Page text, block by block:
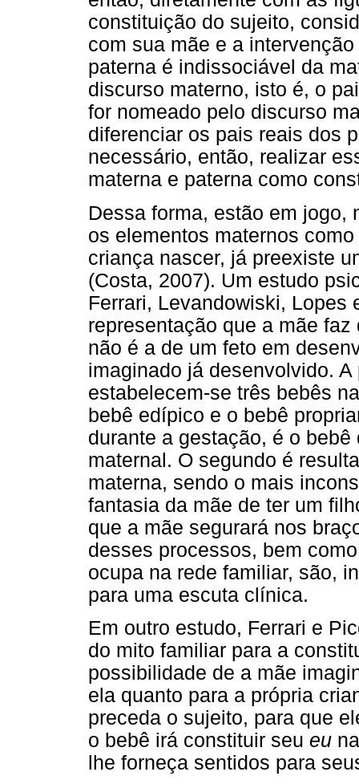
constituição do sujeito,
com sua mãe e a
paterna é indissociável da
discurso materno, isto é, o
for nomeado pelo discurso
diferenciar os pais reais dos
necessário, então, realizar
materna e paterna como
Dessa forma, estão em jogo,
os elementos maternos
criança nascer, já preexiste
(Costa, 2007). Um estudo
Ferrari, Levandowiski, Lopes
representação que a mãe
não é a de um feto em
imaginado já desenvolvido.
estabelecem-se três bebês
bebê edípico e o bebê
durante a gestação, é o
maternal. O segundo é
materna, sendo o mais
fantasia da mãe de ter um
que a mãe segurará nos
desses processos, bem
ocupa na rede familiar, são,
para uma escuta clínica.
Em outro estudo, Ferrari e
do mito familiar para a
possibilidade de a mãe
ela quanto para a própria
preceda o sujeito, para que
o bebê irá constituir seu eu
lhe forneça sentidos para